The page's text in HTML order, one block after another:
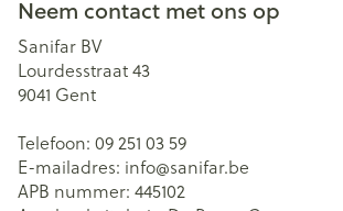
Neem contact met ons op
Sanifar BV
Lourdesstraat 43
9041 Gent
Telefoon: 09 251 03 59
E-mailadres: info@sanifar.be
APB nummer: 445102